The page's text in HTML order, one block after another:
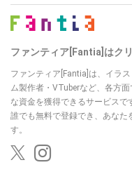
ファンティア[Fantia]はク
ファンティア[Fantia]は、イラ
ム製作者・VTuberなど、各方
な資金を獲得できるサービスで
誰でも無料で登録でき、あなた
す。